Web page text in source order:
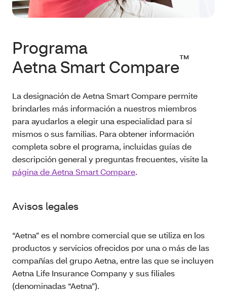
Programa
Aetna Smart Compare™
La designación de Aetna Smart Compare permite
brindarles más información a nuestros miembros
para ayudarlos a elegir una especialidad para sí
mismos o sus familias. Para obtener información
completa sobre el programa, incluidas guías de
descripción general y preguntas frecuentes, visite la
página de Aetna Smart Compare.
Avisos legales
“Aetna” es el nombre comercial que se utiliza en los
productos y servicios ofrecidos por una o más de las
compañías del grupo Aetna, entre las que se incluyen
Aetna Life Insurance Company y sus filiales
(denominadas “Aetna”).